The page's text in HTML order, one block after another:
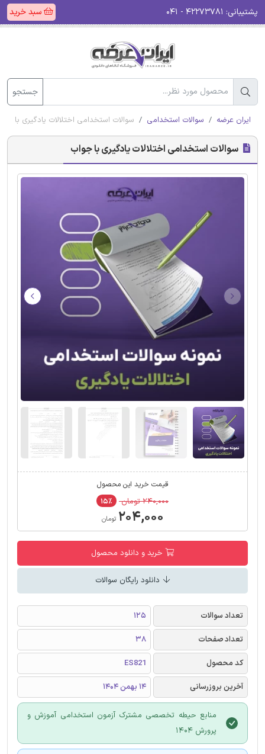
پشتیبانی: سبد خرید
جستجو
ایران عرضه سوالات استخدامی سوالات استخدامی اختلالات یادگیری با
سوالات استخدامی اختلالات یادگیری با جواب
قیمت خرید این محصول
۲۴۰,۰۰۰ تومان ۱۵٪
۲۰۴,۰۰۰ تومان
خرید و دانلود محصول
دانلود رایگان سوالات
تعداد سوالات
125
تعداد صفحات
38
کد محصول
ES821
آخرین بروزرسانی
14 بهمن 1404
منابع حیطه تخصصی مشترک آزمون استخدامی آموزش و
پرورش 1404